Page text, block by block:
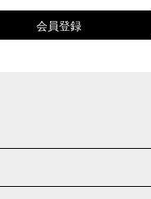
会員登録